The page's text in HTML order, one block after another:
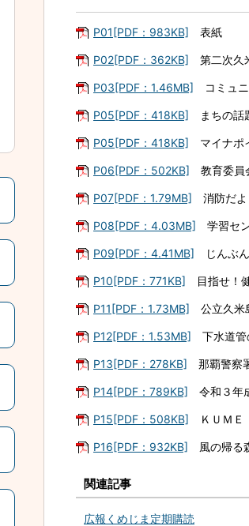
P01[PDF：983KB] 表紙
P02[PDF：362KB] 第二次久
P03[PDF：1.46MB] コミュ
P05[PDF：418KB] まちの話
P05[PDF：418KB] マイナポ
P06[PDF：502KB] 教育委員
P07[PDF：1.79MB] 消防だよ
P08[PDF：4.03MB] 学習セ
P09[PDF：4.41MB] じんぶ
P10[PDF：771KB] 目指せ！
P11[PDF：1.73MB] 公立久米
P12[PDF：1.53MB] 下水道管
P13[PDF：278KB] 那覇警察
P14[PDF：789KB] 令和３年
P15[PDF：508KB] ＫＵＭＥ
P16[PDF：932KB] 風の帰る
関連記事
広報くめじま定期購読